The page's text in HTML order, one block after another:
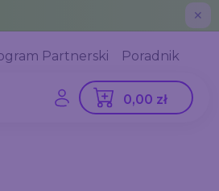
✕
Partnerski Poradnik
0,00 zł